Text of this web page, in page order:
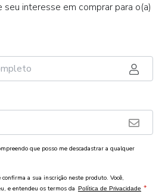
interesse em comprar para o(a)
que posso me descadastrar a qualquer
a sua inscrição neste produto. Você,
e entendeu os termos da Política de Privacidade *